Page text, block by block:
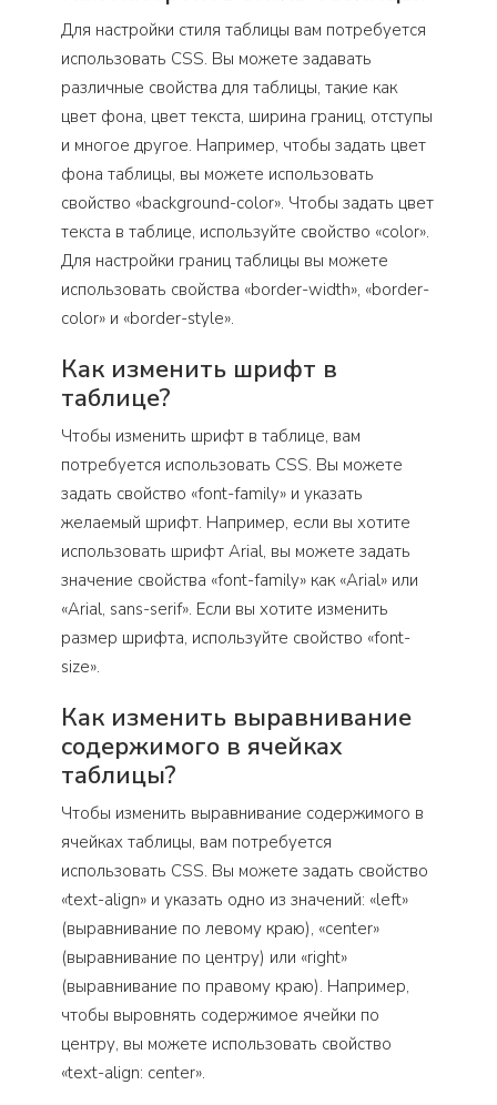
Для настройки стиля таблицы вам потребуется
использовать CSS. Вы можете задавать
различные свойства для таблицы, такие как
цвет фона, цвет текста, ширина границ, отступы
и многое другое. Например, чтобы задать цвет
фона таблицы, вы можете использовать
свойство «background-color». Чтобы задать цвет
текста в таблице, используйте свойство «color».
Для настройки границ таблицы вы можете
использовать свойства «border-width», «border-
color» и «border-style».
Как изменить шрифт в
таблице?
Чтобы изменить шрифт в таблице, вам
потребуется использовать CSS. Вы можете
задать свойство «font-family» и указать
желаемый шрифт. Например, если вы хотите
использовать шрифт Arial, вы можете задать
значение свойства «font-family» как «Arial» или
«Arial, sans-serif». Если вы хотите изменить
размер шрифта, используйте свойство «font-
size».
Как изменить выравнивание
содержимого в ячейках
таблицы?
Чтобы изменить выравнивание содержимого в
ячейках таблицы, вам потребуется
использовать CSS. Вы можете задать свойство
«text-align» и указать одно из значений: «left»
(выравнивание по левому краю), «center»
(выравнивание по центру) или «right»
(выравнивание по правому краю). Например,
чтобы выровнять содержимое ячейки по
центру, вы можете использовать свойство
«text-align: center».